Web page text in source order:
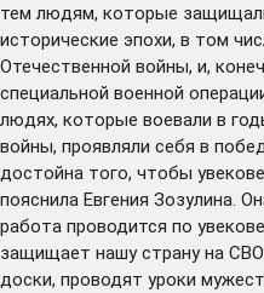
тем людям, которые
исторические эпохи, в том
Отечественной войны, и,
специальной военной
людях, которые воевали в
войны, проявляли себя в
достойна того, чтобы
пояснила Евгения Зозулина.
работа проводится по
защищает нашу страну на
доски, проводят уроки